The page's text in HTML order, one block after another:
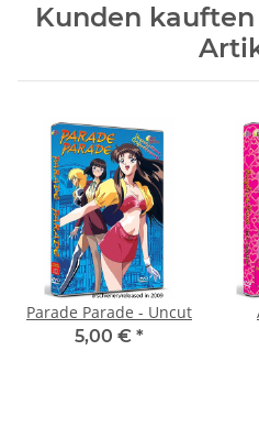
Kunden
Parade Parade - Uncut
5,00 € *